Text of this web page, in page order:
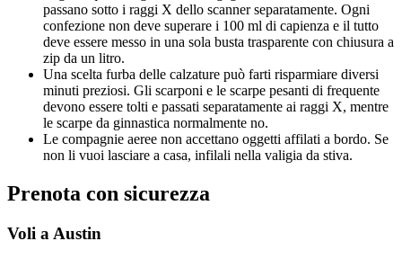
passano sotto i raggi X dello scanner separatamente. Ogni
confezione non deve superare i 100 ml di capienza e il tutto
deve essere messo in una sola busta trasparente con chiusura a
zip da un litro.
Una scelta furba delle calzature può farti risparmiare diversi
minuti preziosi. Gli scarponi e le scarpe pesanti di frequente
devono essere tolti e passati separatamente ai raggi X, mentre
le scarpe da ginnastica normalmente no.
Le compagnie aeree non accettano oggetti affilati a bordo. Se
non li vuoi lasciare a casa, infilali nella valigia da stiva.
Prenota con sicurezza
Voli a Austin